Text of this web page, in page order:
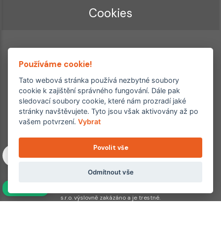
Cookies
Ordinace roku
Rehabilitační ordinace
2. místo – 2017/2019
Copyright © 2011–2026 FYZIOklinika s.r.o.
Machkova 1642/2, Praha 4, Jižní Město – Chodov
Všechna práva vyhrazena. Jakékoliv užití obsahu či jeho částí
s.r.o. výslovně zakázáno a je trestné.
Používáme cookie!
Tato webová stránka používá nezbytné soubory
cookie k zajištění správného fungování. Dále pak
sledovací soubory cookie, které nám prozradí jaké
stránky navštěvujete. Tyto jsou však aktivovány až po
vašem potvrzení.Vybrat
Povolit vše
Odmítnout vše